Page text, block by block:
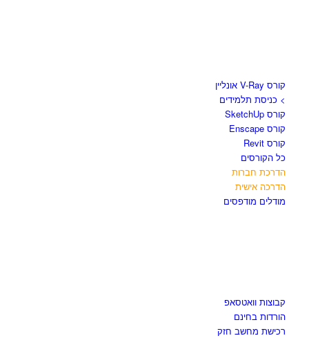
קורס V-Ray אונליין
> כניסת תלמידים
קורס SketchUp
קורס Enscape
קורס Revit
כל הקורסים
הדרכת חברות
הדרכה אישית
מודלים מודפסים
קבוצות וואטסאפ
הורדות בחינם
רכישת מחשב חזק